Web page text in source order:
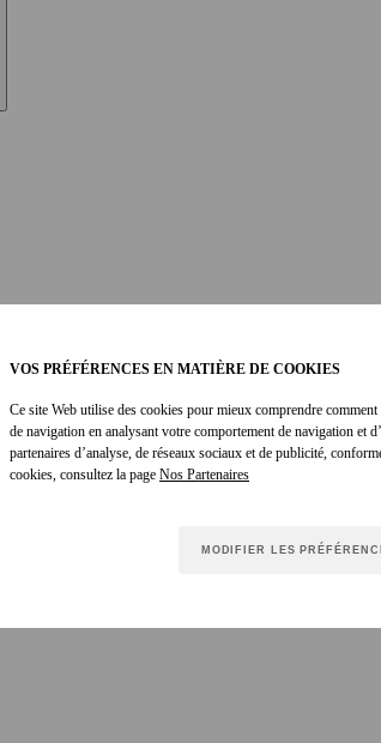
VOS PRÉFÉRENCES EN MATIÈRE DE COOKIES
Ce site Web utilise des cookies pour mieux comprendre
de navigation en analysant votre comportement de navigation et
partenaires d’analyse, de réseaux sociaux et de publicité,
cookies, consultez la page
MODIFIER LES